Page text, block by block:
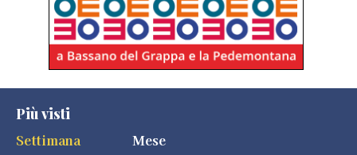
Più visti
Settimana
Mese